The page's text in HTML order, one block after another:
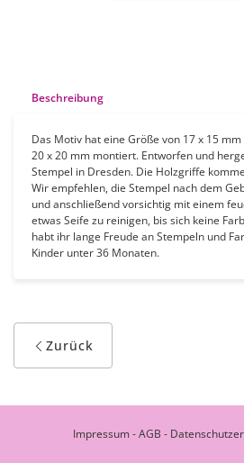
Beschreibung
Das Motiv hat eine Größe von 17 x 15
20 x 20 mm montiert. Entworfen und
Stempel in Dresden. Die Holzgriffe
Wir empfehlen, die Stempel nach dem
und anschließend vorsichtig mit einem
etwas Seife zu reinigen, bis sich keine
habt ihr lange Freude an Stempeln und
Kinder unter 36 Monaten.
Zurück
Impressum-AGB -